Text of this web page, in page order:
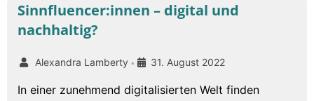
Sinnfluencer:innen – digital und
nachhaltig?
Alexandra Lamberty • 31. August 2022
In einer zunehmend digitalisierten Welt finden